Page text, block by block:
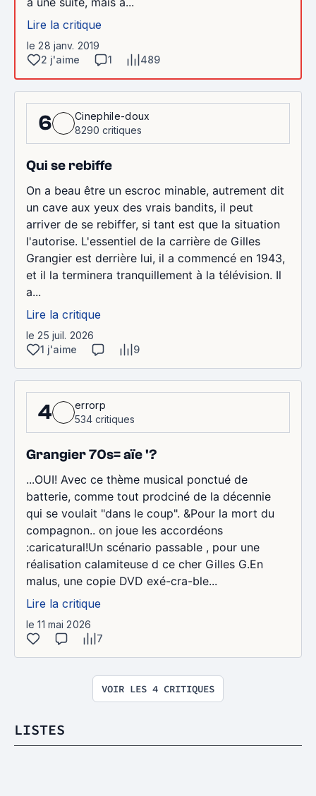
Lire la critique
le 28 janv. 2019
2 j'aime
1 489
6
Cinephile-doux
8290 critiques
Qui se rebiffe
On a beau être un escroc minable, autrement dit
un cave aux yeux des vrais bandits, il peut
arriver de se rebiffer, si tant est que la situation
l'autorise. L'essentiel de la carrière de Gilles
Grangier est derrière lui, il a commencé en 1943,
et il la terminera tranquillement à la télévision. Il
a...
Lire la critique
le 25 juil. 2026
1 j'aime
9
4
errorp
534 critiques
Grangier 70s= aïe '?
...OUI! Avec ce thème musical ponctué de
batterie, comme tout prodciné de la décennie
qui se voulait "dans le coup". &Pour la mort du
compagnon.. on joue les accordéons
:caricatural!Un scénario passable , pour une
réalisation calamiteuse d ce cher Gilles G.En
malus, une copie DVD exé-cra-ble...
Lire la critique
le 11 mai 2026
7
VOIR LES 4 CRITIQUES
LISTES